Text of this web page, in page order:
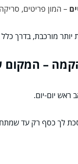
– המון פריטים,
מורכבת, בדרך כלל
יום-יום.
לך כסף רק עד